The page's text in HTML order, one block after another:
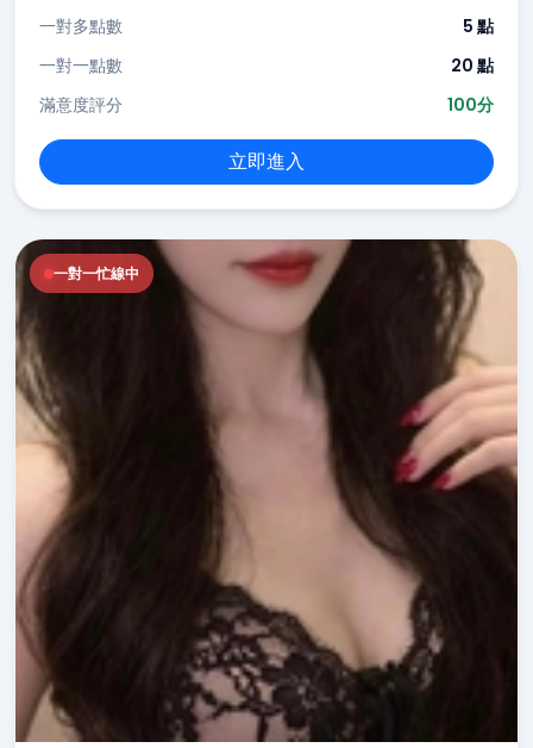
一對多點數
5 點
一對一點數
20 點
滿意度評分
100分
立即進入
一對一忙線中